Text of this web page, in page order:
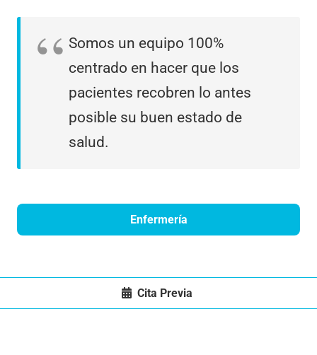
Somos un equipo 100%
centrado en hacer que los
pacientes recobren lo antes
posible su buen estado de
salud.
Enfermería
Cita Previa